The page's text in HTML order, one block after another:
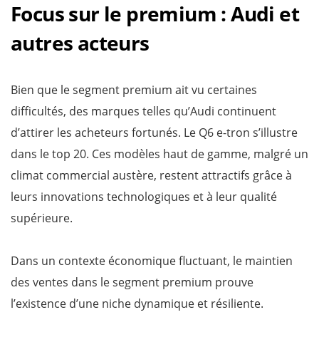
Focus sur le premium : Audi et
autres acteurs
Bien que le segment premium ait vu certaines
difficultés, des marques telles qu’Audi continuent
d’attirer les acheteurs fortunés. Le Q6 e-tron s’illustre
dans le top 20. Ces modèles haut de gamme, malgré un
climat commercial austère, restent attractifs grâce à
leurs innovations technologiques et à leur qualité
supérieure.
Dans un contexte économique fluctuant, le maintien
des ventes dans le segment premium prouve
l’existence d’une niche dynamique et résiliente.